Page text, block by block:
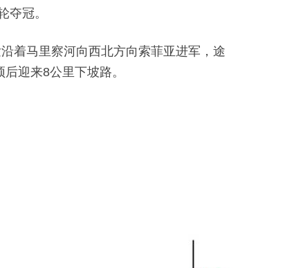
夺冠。
着马里察河向西北方向索菲亚进军，途
迎来8公里下坡路。